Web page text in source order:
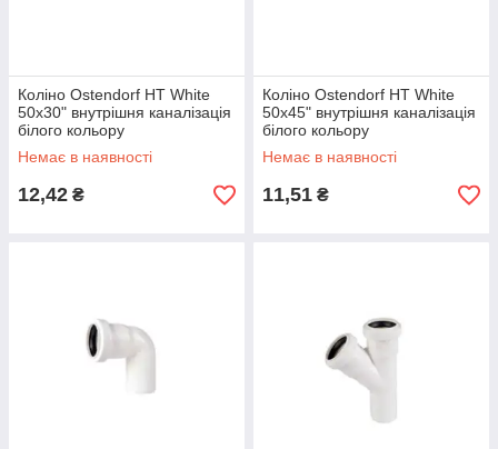
Коліно Ostendorf HT White
50х30" внутрішня каналізація
білого кольору
Немає в наявності
12,42 ₴
Коліно Ostendorf HT White
50х45" внутрішня каналізація
білого кольору
Немає в наявності
11,51 ₴